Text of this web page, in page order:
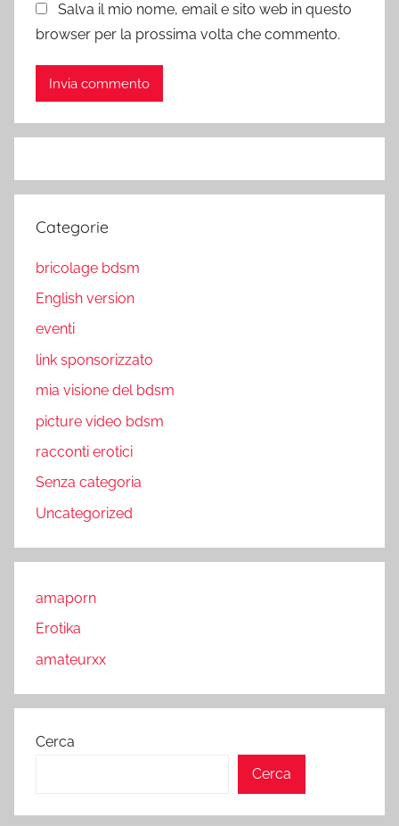
Salva il mio nome, email e sito web in questo
browser per la prossima volta che commento.
Categorie
bricolage bdsm
English version
eventi
link sponsorizzato
mia visione del bdsm
picture video bdsm
racconti erotici
Senza categoria
Uncategorized
amaporn
Erotika
amateurxx
Cerca
Cerca